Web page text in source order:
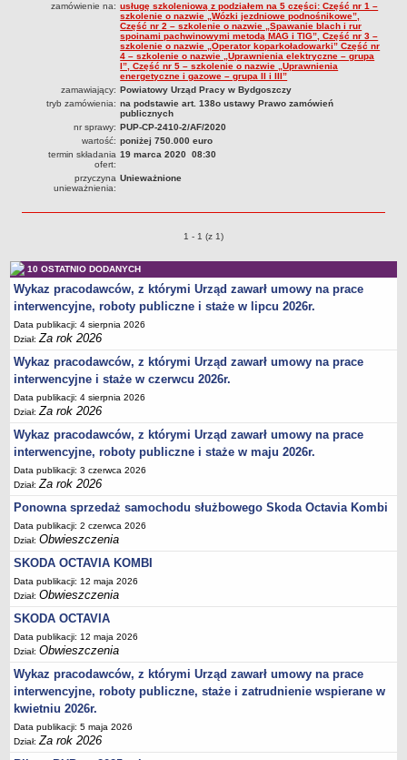
Raport o stanie zapewnienia dostępności podmiotu publicznego
POWIATOWY URZĄD PRACY
Dane teleadresowe
Dane statystyczne
Zadania publiczne
Kompetencje komórek organizacyjnych
Ogłoszenia o naborze kandydatów do pracy w PUP Bydgoszcz
Ochrona Danych Osobowych
Sygnaliści
Gdzie załatwić sprawę
Rejestry, ewidencje i archiwa
Dostęp do Informacji Publicznej
AKTY PRAWNE
Akty prawne dotyczące bezrobocia i rynku pracy
Uchwały Rady Powiatu Bydgoskiego
Uchwały Rady Miasta Bydgoszczy
Inne dokumenty
POMOC PUBLICZNA
Lata 2009-2025
Za rok 2026
Budżet Funduszu Pracy
Zamówienia publiczne
Plan zamówień publicznych
Sprawozdania finansowe
Skład
Zadania
Posiedzenia Powiatowej Rady Rynku Pracy
Uchwały Powiatowej Rady Rynku Pracy
Uchwały Powiatowej Rady Zatrudnienia w Bydgoszczy
zamówienie na: usługę szkoleniową z podziałem na 5 części: Część nr 1 –
szkolenie o nazwie „Wózki jezdniowe podnośnikowe”,
Część nr 2 – szkolenie o nazwie „Spawanie blach i rur
spoinami pachwinowymi metodą MAG i TIG”, Część nr 3 –
szkolenie o nazwie „Operator koparkoładowarki” Część nr
4 – szkolenie o nazwie „Uprawnienia elektryczne – grupa
I”, Część nr 5 – szkolenie o nazwie „Uprawnienia
energetyczne i gazowe – grupa II i III”
zamawiający: Powiatowy Urząd Pracy w Bydgoszczy
tryb zamówienia: na podstawie art. 138o ustawy Prawo zamówień
publicznych
nr sprawy: PUP-CP-2410-2/AF/2020
wartość: poniżej 750.000 euro
termin składania
ofert:
19 marca 2020 08:30
przyczyna
unieważnienia:
Unieważnione
Przetargi o pozycjach
1 - 1 (z 1)
10 OSTATNIO DODANYCH
Wykaz pracodawców, z którymi Urząd zawarł umowy na prace
interwencyjne, roboty publiczne i staże w lipcu 2026r.
Data publikacji: 4 sierpnia 2026
Dział:Za rok 2026
Wykaz pracodawców, z którymi Urząd zawarł umowy na prace
interwencyjne i staże w czerwcu 2026r.
Data publikacji: 4 sierpnia 2026
Dział:Za rok 2026
Wykaz pracodawców, z którymi Urząd zawarł umowy na prace
interwencyjne, roboty publiczne i staże w maju 2026r.
Data publikacji: 3 czerwca 2026
Dział:Za rok 2026
Ponowna sprzedaż samochodu służbowego Skoda Octavia Kombi
Data publikacji: 2 czerwca 2026
Dział:Obwieszczenia
SKODA OCTAVIA KOMBI
Data publikacji: 12 maja 2026
Dział:Obwieszczenia
SKODA OCTAVIA
Data publikacji: 12 maja 2026
Dział:Obwieszczenia
Wykaz pracodawców, z którymi Urząd zawarł umowy na prace
interwencyjne, roboty publiczne, staże i zatrudnienie wspierane w
kwietniu 2026r.
Data publikacji: 5 maja 2026
Dział:Za rok 2026